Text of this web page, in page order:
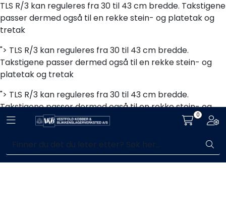
TLS R/3 kan reguleres fra 30 til 43 cm bredde. Takstigene
passer dermed også til en rekke stein- og platetak og
tretak
"> TLS R/3 kan reguleres fra 30 til 43 cm bredde.
Takstigene passer dermed også til en rekke stein- og
platetak og tretak
"> TLS R/3 kan reguleres fra 30 til 43 cm bredde.
Takstigene passer dermed også til en rekke stein- og
platetak og tretak
Skip to main content
Enkelt kjøp, hentes i butikk (Sandefjord)
Toggle navigation 0
Fasadearbeid
Taktekking
FOAMGLAS®
Ventilasjon